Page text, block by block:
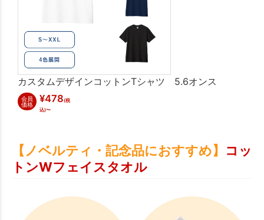
カスタムデザインコットンTシャツ 5.6オンス
会員
価格
¥478(税
込)〜
【ノベルティ・記念品におすすめ】
コッ
トンWフェイスタオル